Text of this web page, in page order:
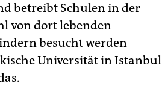
betreibt Schulen in der
von dort lebenden
besucht werden
Universität in Istanbul